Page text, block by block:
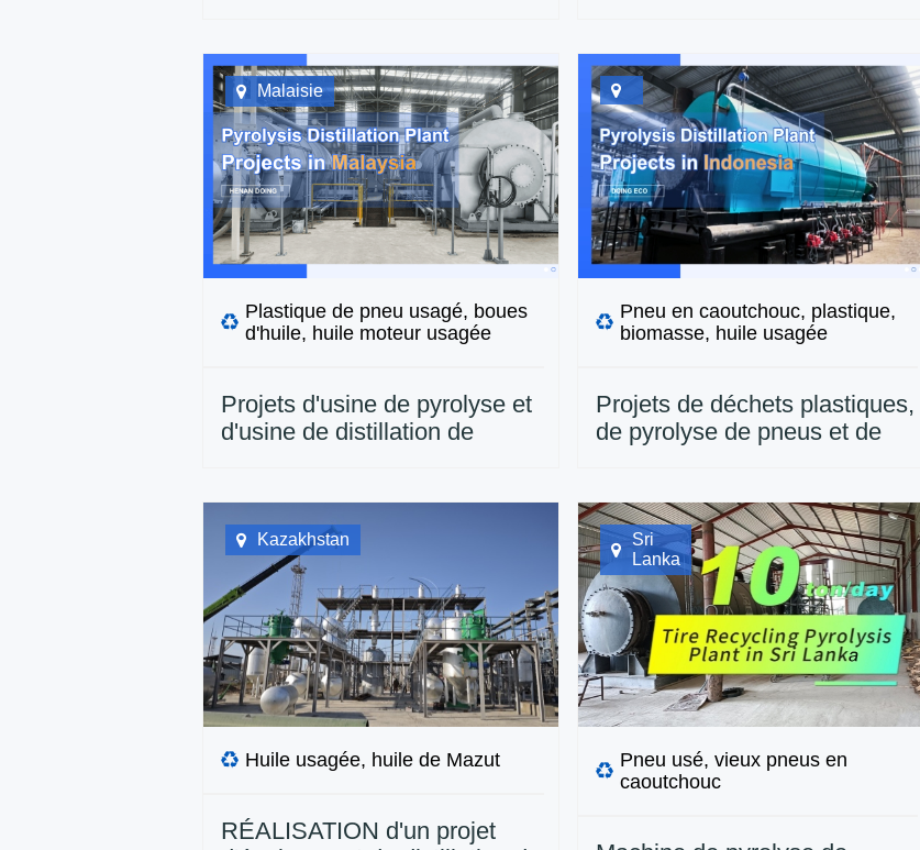
Malaisie
Plastique de pneu usagé, boues
d'huile, huile moteur usagée
Projets d'usine de pyrolyse et
d'usine de distillation de
Pneu en caoutchouc, plastique,
biomasse, huile usagée
Projets de déchets plastiques,
de pyrolyse de pneus et de
Entreprise
Kazakhstan
Huile usagée, huile de Mazut
RÉALISATION d'un projet
Sri
Lanka
Pneu usé, vieux pneus en
caoutchouc